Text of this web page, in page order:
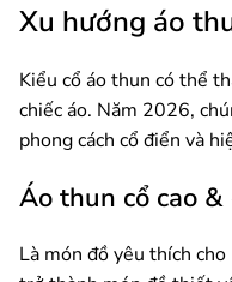
Xu hướng áo
Kiểu cổ áo thun có thể
chiếc áo. Năm 2026,
phong cách cổ điển và
Áo thun cổ cao &
Là món đồ yêu thích